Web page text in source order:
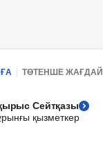
ТӨТЕНШЕ ЖАҒДАЙ
Сейтқазы
қызметкер